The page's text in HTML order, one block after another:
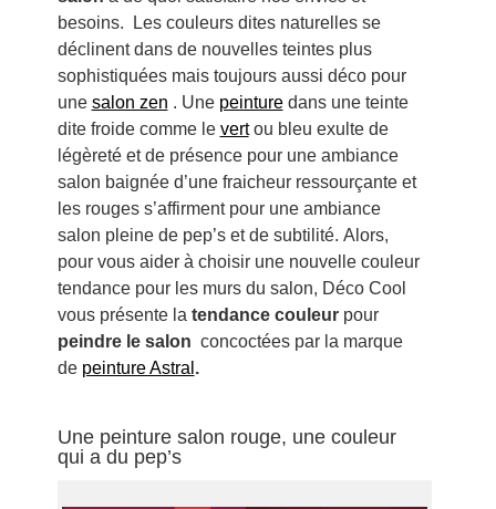
besoins. Les couleurs dites naturelles se
déclinent dans de nouvelles teintes plus
sophistiquées mais toujours aussi déco pour
une salon zen . Une peinturedans une teinte
dite froide comme le vertou bleu exulte de
légèreté et de présence pour une ambiance
salon baignée d’une fraicheur ressourçante et
les rouges s’affirment pour une ambiance
salon pleine de pep’s et de subtilité. Alors,
pour vous aider à choisir une nouvelle couleur
tendance pour les murs du salon, Déco Cool
vous présente la tendance couleurpour
peindre le salon concoctées par la marque
de peinture Astral .
Une peinture salon rouge, une couleur
qui a du pep’s